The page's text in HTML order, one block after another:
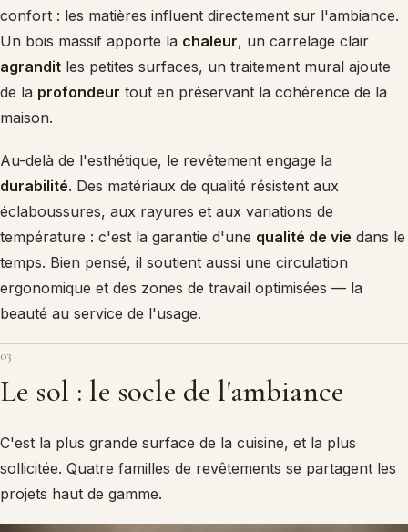
confort : les matières influent directement sur l'ambiance.
Un bois massif apporte la chaleur, un carrelage clair
agrandit les petites surfaces, un traitement mural ajoute
de la profondeur tout en préservant la cohérence de la
maison.
Au-delà de l'esthétique, le revêtement engage la
durabilité. Des matériaux de qualité résistent aux
éclaboussures, aux rayures et aux variations de
température : c'est la garantie d'une qualité de vie dans le
temps. Bien pensé, il soutient aussi une circulation
ergonomique et des zones de travail optimisées — la
beauté au service de l'usage.
03
Le sol : le socle de l'ambiance
C'est la plus grande surface de la cuisine, et la plus
sollicitée. Quatre familles de revêtements se partagent les
projets haut de gamme.